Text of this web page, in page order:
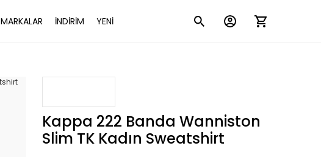
MARKALAR İNDİRİM YENİ
Kappa 222 Banda Wanniston
Slim TK Kadın Sweatshirt